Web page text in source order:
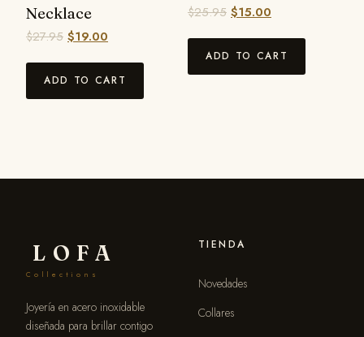
Necklace
$27.95 $19.00
ADD TO CART
$25.95 $15.00
ADD TO CART
LOFA
Collections
Joyería en acero inoxidable
diseñada para brillar contigo
TIENDA
Novedades
Collares